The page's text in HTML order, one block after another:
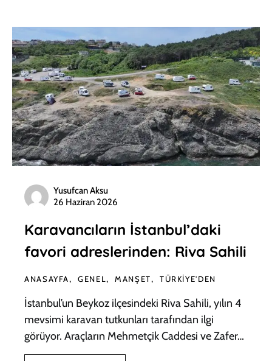
Yusufcan Aksu
26 Haziran 2026
Karavancıların İstanbul’daki
favori adreslerinden: Riva Sahili
ANASAYFA GENEL MANŞET TÜRKIYE'DEN
İstanbul’un Beykoz ilçesindeki Riva Sahili, yılın 4
mevsimi karavan tutkunları tarafından ilgi
görüyor. Araçların Mehmetçik Caddesi ve Zafer…